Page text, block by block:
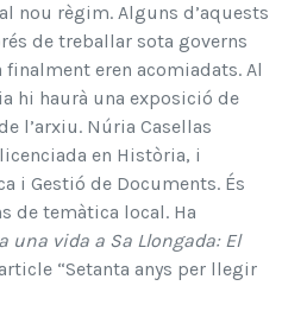
nou règim. Alguns d’aquests
de treballar sota governs
eren acomiadats. Al
hi haurà una exposició de
l’arxiu. Núria Casellas
en Història, i
i Gestió de Documents. És
de temàtica local. Ha
una vida a Sa Llongada: El
“Setanta anys per llegir